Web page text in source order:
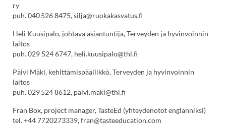
ry
puh. 040 526 8475, silja@ruokakasvatus.fi
Heli Kuusipalo, johtava asiantuntija, Terveyden ja hyvinvoinnin
laitos
puh. 029 524 6747, heli.kuusipalo@thl.fi
Päivi Mäki, kehittämispäällikkö, Terveyden ja hyvinvoinnin
laitos
puh. 029 524 8612, paivi.maki@thl.fi
Fran Box, project manager, TasteEd (yhteydenotot englanniksi)
tel. +44 7720273339, fran@tasteeducation.com